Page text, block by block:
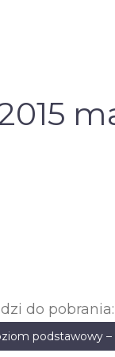
do pobrania:
podstawowy –